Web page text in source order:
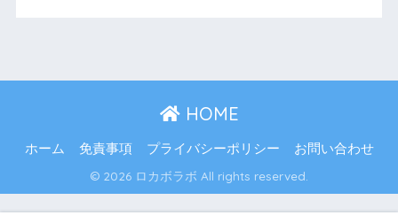
HOME
ホーム 免責事項 プライバシーポリシー お問い合わせ
© 2026 ロカボラボ All rights reserved.